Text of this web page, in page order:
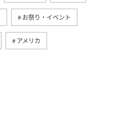
お祭り・イベント
アメリカ